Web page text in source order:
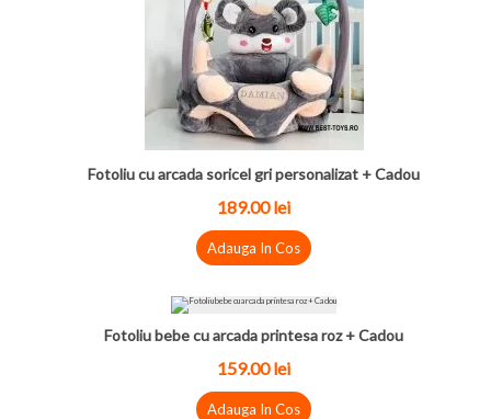
Fotoliu cu arcada soricel gri personalizat + Cadou
189.00 lei
Adauga In Cos
Fotoliu bebe cu arcada printesa roz + Cadou
159.00 lei
Adauga In Cos